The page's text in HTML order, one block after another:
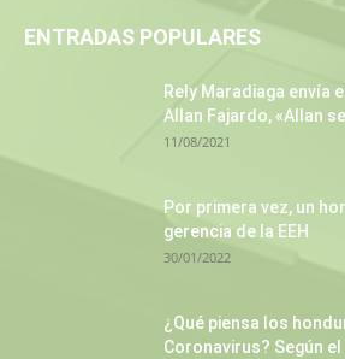
ENTRADAS POPULARES
Rely Maradiaga envía
Allan Fajardo, «Allan
11/08/2021
Por primera vez, un
gerencia de la EEH
30/01/2022
¿Qué piensa los
Coronavirus? Según